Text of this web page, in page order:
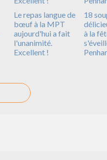
Le repas langue de
bœuf à la MPT
aujourd'hui a fait
l'unanimité.
Excellent !
18
à la